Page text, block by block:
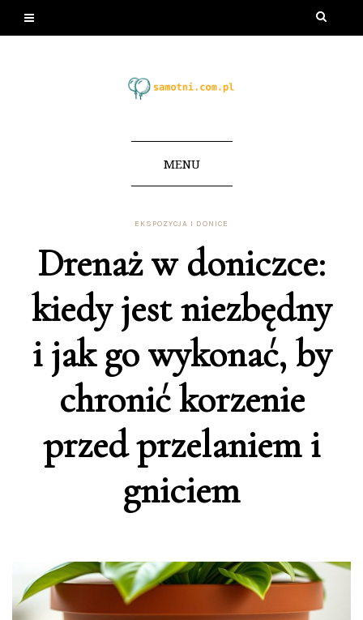
MENU
EKSPOZYCJA I DONICE
Drenaż w doniczce:
kiedy jest niezbędny
i jak go wykonać, by
chronić korzenie
przed przelaniem i
gniciem